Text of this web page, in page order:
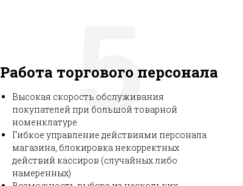
Работа торгового персонала
Высокая скорость обслуживания
покупателей при большой товарной
номенклатуре
Гибкое управление действиями персонала
магазина, блокировка некорректных
действий кассиров (случайных либо
намеренных)
5